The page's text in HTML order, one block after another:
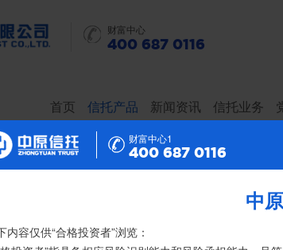
财富中心
400 687 0116
首页 信托产品 新闻资讯 信托业务
财富中心2
400 687 0116
的投资者：
财富中心1
400 687 0116
中
内容仅供“合格投资者”浏览：